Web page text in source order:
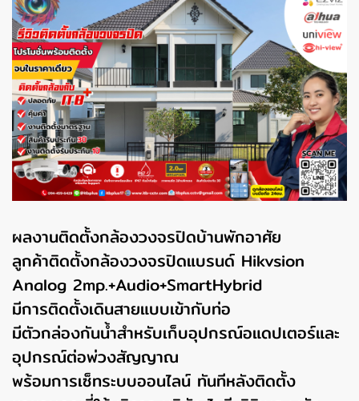
ผลงานติดตั้งกล้องวงจรปิดบ้านพักอาศัย
ลูกค้าติดตั้งกล้องวงจรปิดแบรนด์ Hikvsion
Analog 2mp.+Audio+SmartHybrid
มีการติดตั้งเดินสายแบบเข้ากับท่อ
มีตัวกล่องกันน้ำสำหรับเก็บอุปกรณ์อแดปเตอร์และ
อุปกรณ์ต่อพ่วงสัญญาณ
พร้อมการเซ็ทระบบออนไลน์ ทันทีหลังติดตั้ง